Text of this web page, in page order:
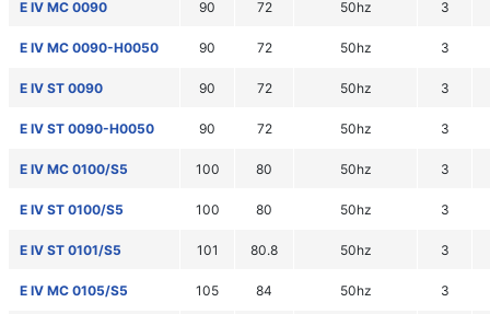
E IV MC 0090 90 72 50hz 3
E IV MC 0090-H0050 90 72 50hz 3
E IV ST 0090 90 72 50hz 3
E IV ST 0090-H0050 90 72 50hz 3
E IV MC 0100/S5 100 80 50hz 3
E IV ST 0100/S5 100 80 50hz 3
E IV ST 0101/S5 101 80.8 50hz 3
E IV MC 0105/S5 105 84 50hz 3